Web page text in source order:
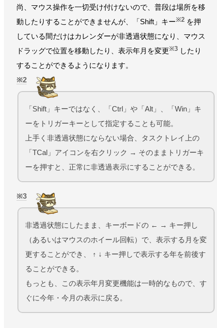
尚、マウス操作を一切受け付けないので、普段は場所を移
動したりすることができませんが、「Shift」キー※2 を押
している間だけはカレンダーが非透過状態になり、マウス
ドラッグで位置を移動したり、表示年月を変更※3 したり
することができるようになります。
2
「Shift」キーではなく、「Ctrl」や「Alt」、「Win」キ
ーをトリガーキーとして指定することも可能。
上手く非透過状態にならない場合、タスクトレイ上の
「TCal」アイコンを右クリック → そのままトリガーキ
ーを押すと、正常に非透過表示にすることができる。
3
非透過状態にしたまま、キーボードの ← → キー押し
（あるいはマウスのホイール回転）で、表示する月を変
更することができ、 ↑ ↓ キー押しで表示する年を前後す
ることができる。
もっとも、この表示年月変更機能は一時的なもので、す
ぐに今年・今月の表示に戻る。